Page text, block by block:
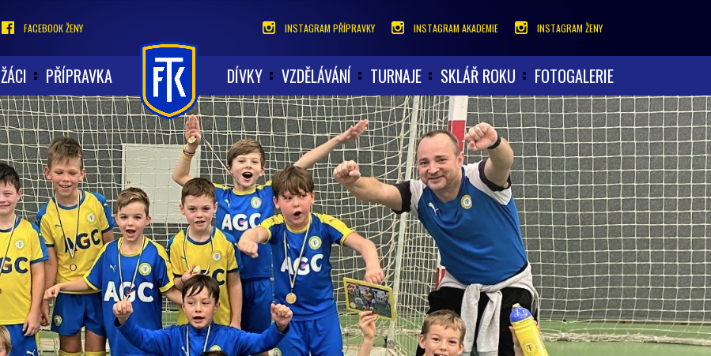
FACEBOOK ŽENY INSTAGRAM PŘÍPRAVKY INSTAGRAM AKADEMIE INSTAGRAM ŽENY
ŽÁCI PŘÍPRAVKA DÍVKY VZDĚLÁVÁNÍ TURNAJE SKLÁŘ ROKU FOTOGALERIE